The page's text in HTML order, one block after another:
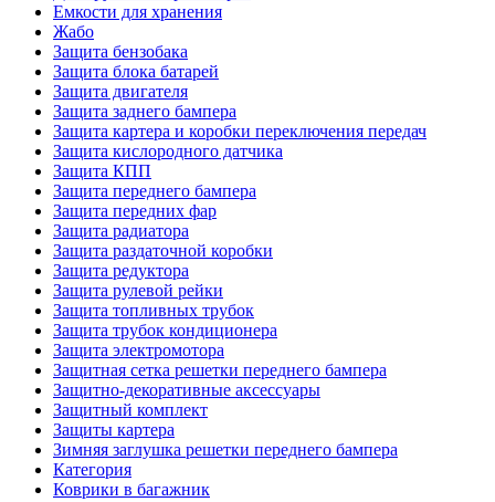
Емкости для хранения
Жабо
Защита бензобака
Защита блока батарей
Защита двигателя
Защита заднего бампера
Защита картера и коробки переключения передач
Защита кислородного датчика
Защита КПП
Защита переднего бампера
Защита передних фар
Защита радиатора
Защита раздаточной коробки
Защита редуктора
Защита рулевой рейки
Защита топливных трубок
Защита трубок кондиционера
Защита электромотора
Защитная сетка решетки переднего бампера
Защитно-декоративные аксессуары
Защитный комплект
Защиты картера
Зимняя заглушка решетки переднего бампера
Категория
Коврики в багажник